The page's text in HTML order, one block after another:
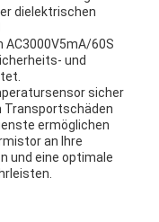
dielektrischen
60S
und
sicher
Transportschäden
ermöglichen
an Ihre
und eine optimale